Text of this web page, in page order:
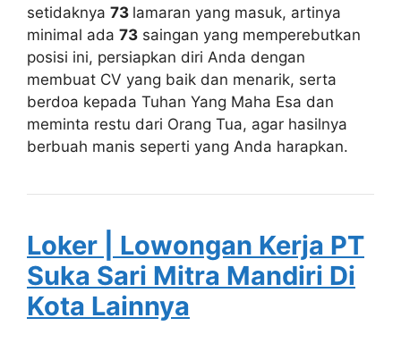
setidaknya 73 lamaran yang masuk, artinya
minimal ada 73 saingan yang memperebutkan
posisi ini, persiapkan diri Anda dengan
membuat CV yang baik dan menarik, serta
berdoa kepada Tuhan Yang Maha Esa dan
meminta restu dari Orang Tua, agar hasilnya
berbuah manis seperti yang Anda harapkan.
Loker | Lowongan Kerja PT
Suka Sari Mitra Mandiri Di
Kota Lainnya